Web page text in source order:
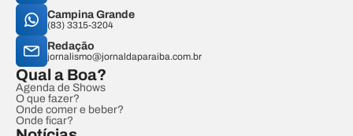
Campina Grande
(83) 3315-3204
Redação
jornalismo@jornaldaparaiba.com.br
Qual a Boa?
Agenda de Shows
O que fazer?
Onde comer e beber?
Onde ficar?